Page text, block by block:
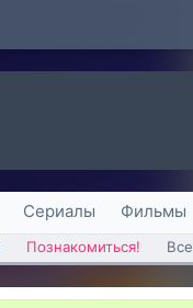
Сериалы Фильмы
Познакомиться! Все